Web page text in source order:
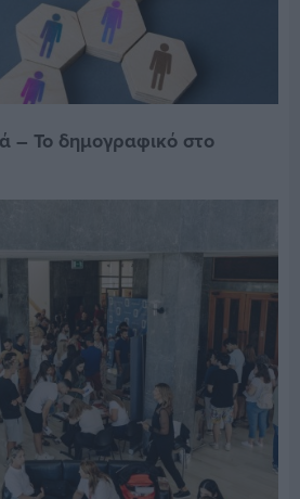
– Το δημογραφικό στο